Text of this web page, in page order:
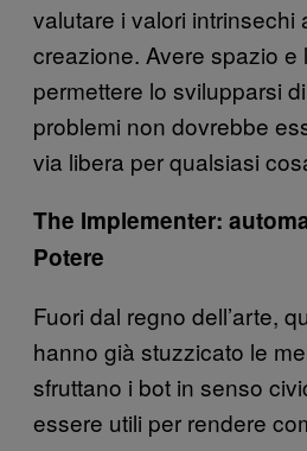
valutare i valori intrinsechi
creazione. Avere spazio e
permettere lo svilupparsi
problemi non dovrebbe
via libera per qualsiasi
The Implementer:
Potere
Fuori dal regno dell’arte,
hanno già stuzzicato le
sfruttano i bot in senso
essere utili per rendere